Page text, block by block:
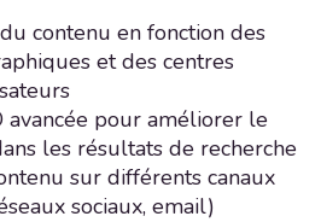
contenu en fonction des
et des centres
avancée pour améliorer le
les résultats de recherche
sur différents canaux
sociaux, email)